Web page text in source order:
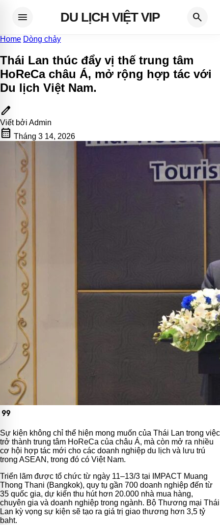
menu DU LỊCH VIỆT VIP search
Home Dòng chảy
Thái Lan thúc đẩy vị thế trung tâm
HoReCa châu Á, mở rộng hợp tác với
Du lịch Việt Nam.
edit
Viết bởi Admin
calendar_month Tháng 3 14, 2026
format_quote
Sự kiện không chỉ thể hiện mong muốn của Thái Lan trong việc
trở thành trung tâm HoReCa của châu Á, mà còn mở ra nhiều
cơ hội hợp tác mới cho các doanh nghiệp du lịch và lưu trú
trong ASEAN, trong đó có Việt Nam.
Triển lãm được tổ chức từ ngày 11–13/3 tại IMPACT Muang
Thong Thani (Bangkok), quy tụ gần 700 doanh nghiệp đến từ
35 quốc gia, dự kiến thu hút hơn 20.000 nhà mua hàng,
chuyên gia và doanh nghiệp trong ngành. Bộ Thương mại Thái
Lan kỳ vọng sự kiện sẽ tạo ra giá trị giao thương hơn 3,5 tỷ
baht.